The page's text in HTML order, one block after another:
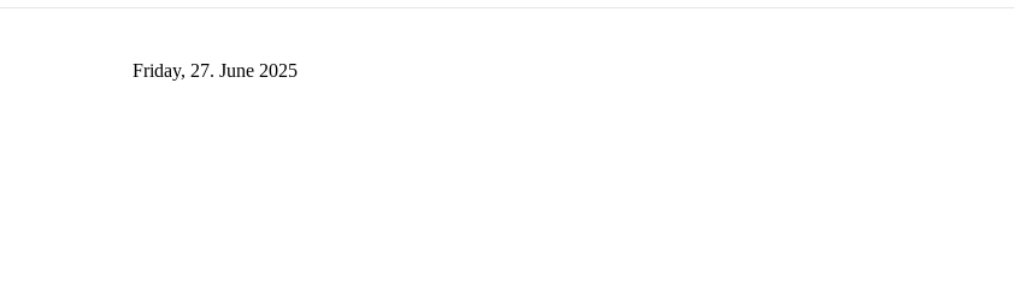
Friday, 27. June 2025